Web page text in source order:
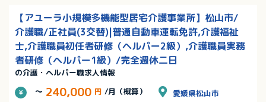
【アユーラ小規模多機能型居宅介護事業所】松山市/
介護職/正社員(3交替)|普通自動車運転免許,介護福祉
士,介護職員初任者研修（ヘルパー2級）,介護職員実務
者研修（ヘルパー1級）/完全週休二日
の介護・ヘルパー職求人情報
～ 240,000 円 /月（概算） 愛媛県松山市